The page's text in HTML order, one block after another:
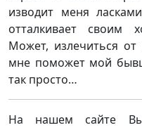
изводит меня
отталкивает своим
Может, излечиться от
мне поможет мой
так просто…
На нашем сайте